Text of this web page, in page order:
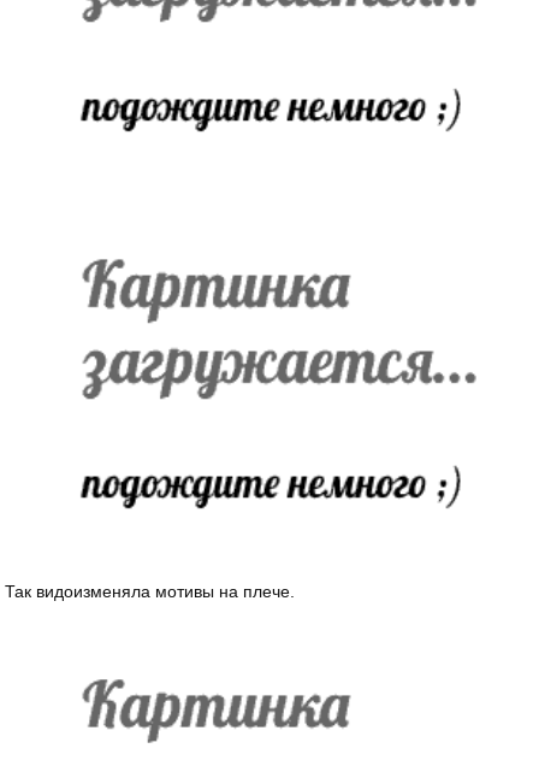
Так видоизменяла мотивы на плече.